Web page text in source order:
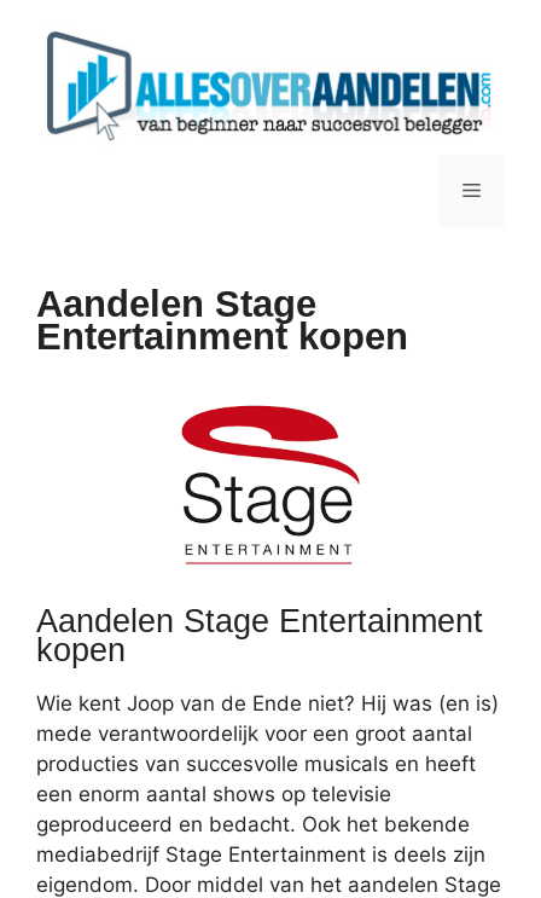
Menu
Aandelen Stage
Entertainment kopen
Aandelen Stage Entertainment
kopen
Wie kent Joop van de Ende niet? Hij was (en is)
mede verantwoordelijk voor een groot aantal
producties van succesvolle musicals en heeft
een enorm aantal shows op televisie
geproduceerd en bedacht. Ook het bekende
mediabedrijf Stage Entertainment is deels zijn
eigendom. Door middel van het aandelen Stage